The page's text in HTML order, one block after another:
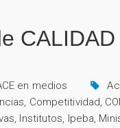
en medios
, Competitividad,
, Institutos, Ipeba,